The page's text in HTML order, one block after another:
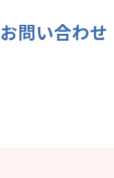
お問い合わ